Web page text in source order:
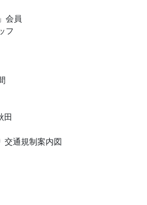
会員
フ
田
交通規制案内図